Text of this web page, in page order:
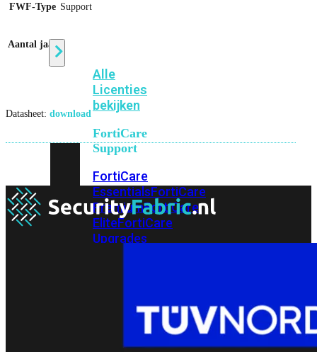
Alle
Licenties
bekijken
FortiCare
Support
FortiCare
EssentialsFortiCare
PremiumFortiCare
EliteFortiCare
Upgrades
FWF-Type Support
Aantal jaar 3
Datasheet: download